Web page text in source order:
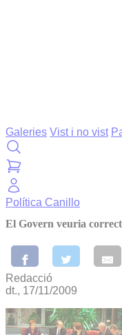
Galeries Vist i no vist
Política Canillo
El Govern veuria
Redacció
dt., 17/11/2009